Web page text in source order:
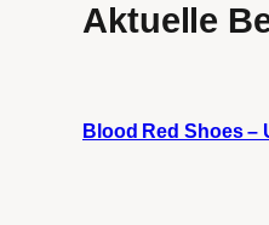
Aktuelle
Blood Red Shoes –